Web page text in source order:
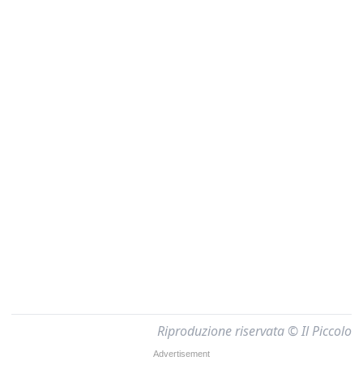
Riproduzione riservata © Il Piccolo